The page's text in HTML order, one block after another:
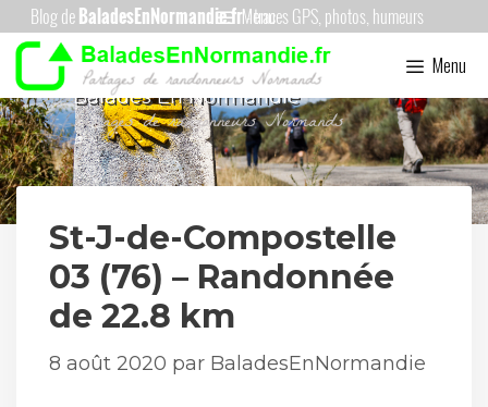
Aller
au
contenu
Menu
Menu
Balades En Normandie
St-J-de-Compostelle
03 (76) – Randonnée
de 22.8 km
8 août 2020 par BaladesEnNormandie